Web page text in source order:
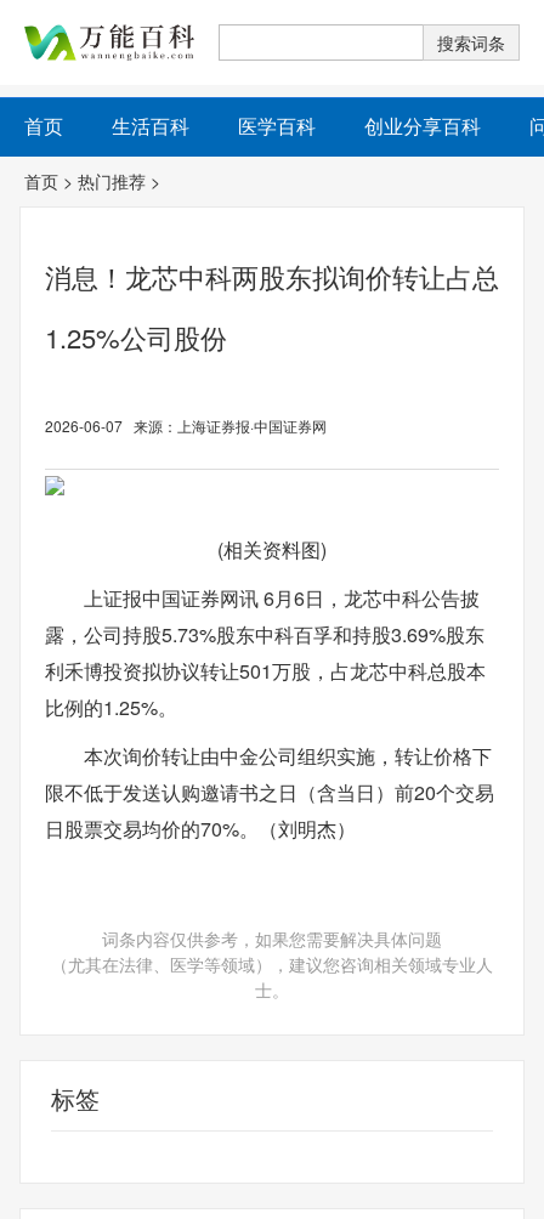
首页 生活百科 医学百科 创业分享百科
首页 > 热门推荐 >
消息！龙芯中科两股东拟询价转让占总
1.25%公司股份
2026-06-07 来源：上海证券报·中国证券网
(相关资料图)
上证报中国证券网讯 6月6日，龙芯中科公告披
露，公司持股5.73%股东中科百孚和持股3.69%股东
利禾博投资拟协议转让501万股，占龙芯中科总股本
比例的1.25%。
本次询价转让由中金公司组织实施，转让价格下
限不低于发送认购邀请书之日（含当日）前20个交易
日股票交易均价的70%。（刘明杰）
词条内容仅供参考，如果您需要解决具体问题
（尤其在法律、医学等领域），建议您咨询相关领域专业人
士。
标签